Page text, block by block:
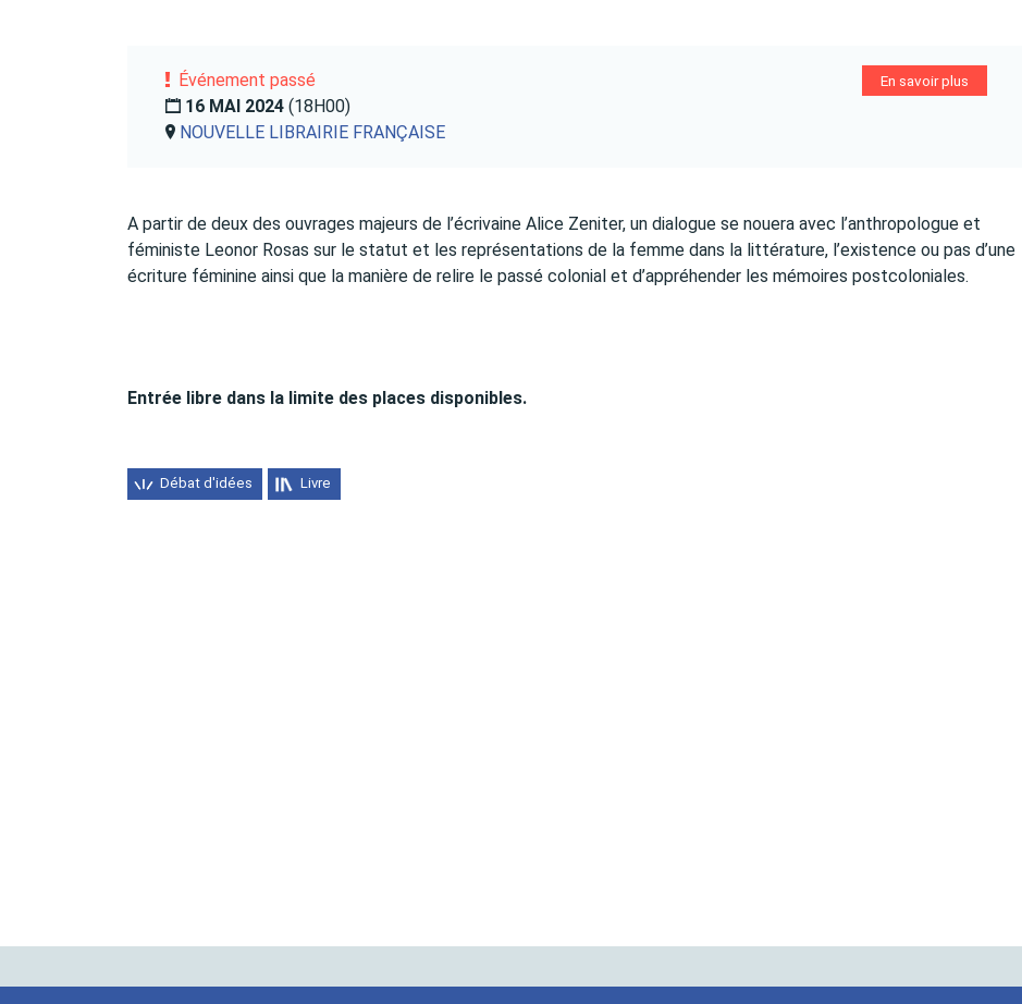
Événement passé
16 MAI 2024 (18H00)
NOUVELLE LIBRAIRIE FRANÇAISE
En savoir plus
A partir de deux des ouvrages majeurs de l’écrivaine Alice Zeniter, un dialogue se nouera avec l’anthropologue et
féministe Leonor Rosas sur le statut et les représentations de la femme dans la littérature, l’existence ou pas d’une
écriture féminine ainsi que la manière de relire le passé colonial et d’appréhender les mémoires postcoloniales.
Entrée libre dans la limite des places disponibles.
Débat d'idées Livre